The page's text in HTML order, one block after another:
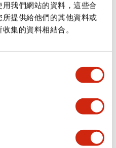
我們網站的資料，這些合
提供給他們的其他資料或
集的資料相結合。
顯示全部